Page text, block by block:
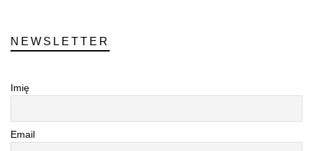
NEWSLETTER
Imię
Email